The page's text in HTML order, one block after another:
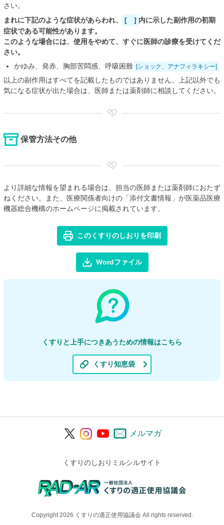
さい。
まれに下記のような症状があらわれ、
[ ] 内に示した副作用の初期
症状である可能性があります。
このような場合には、使用をやめて、すぐに医師の診療を受けてくだ
さい。
かゆみ、発赤、胸部苦悶感、呼吸困難 [ショック、アナフィラキシー]
以上の副作用はすべてを記載したものではありません。上記以外でも
気になる症状が出た場合は、医師または薬剤師に相談してください。
保管方法その他
より詳細な情報を望まれる場合は、担当の医師または薬剤師におたず
ねください。また、医療関係者向けの「添付文書情報」が医薬品医療
機器総合機構のホームページに掲載されています。
このくすりのしおりを印刷
Wordファイル
くすりと上手につきあうための情報はこちら
くすり知恵袋
メルマガ
くすりのしおりミルシルサイト
Copyright 2026 くすりの適正使用協議会 All rights reserved.